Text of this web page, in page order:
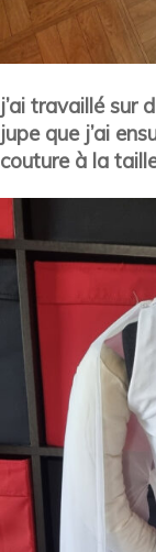
j’ai travaillé sur
jupe que j’ai
couture à la